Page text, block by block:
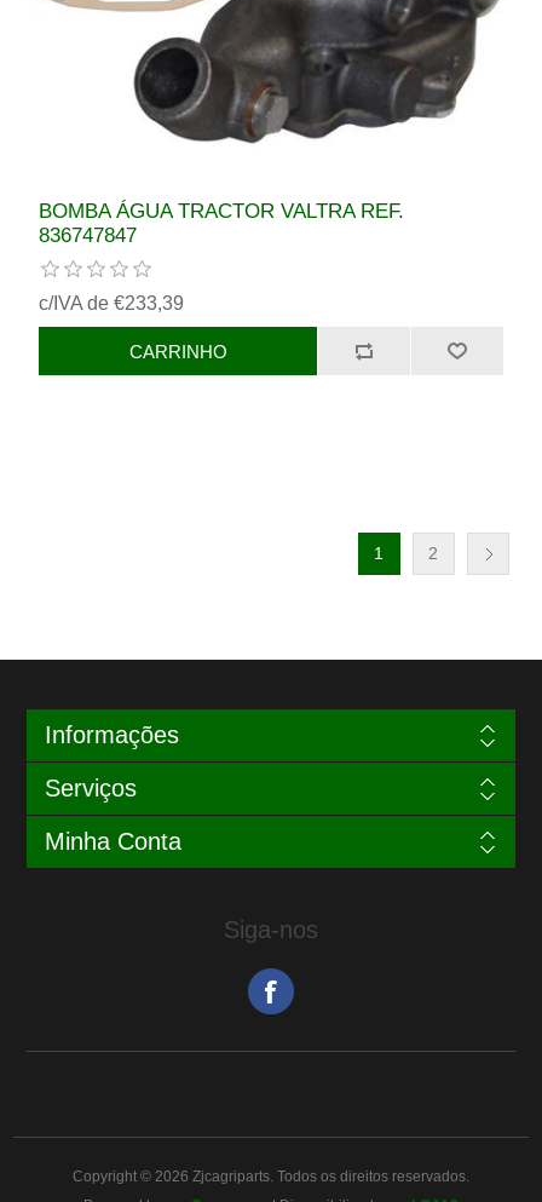
BOMBA ÁGUA TRACTOR VALTRA REF.
836747847
c/IVA de €233,39
1 2
Informações
Serviços
Minha Conta
Siga-nos
Copyright © 2026 Zjcagriparts. Todos os direitos reservados.